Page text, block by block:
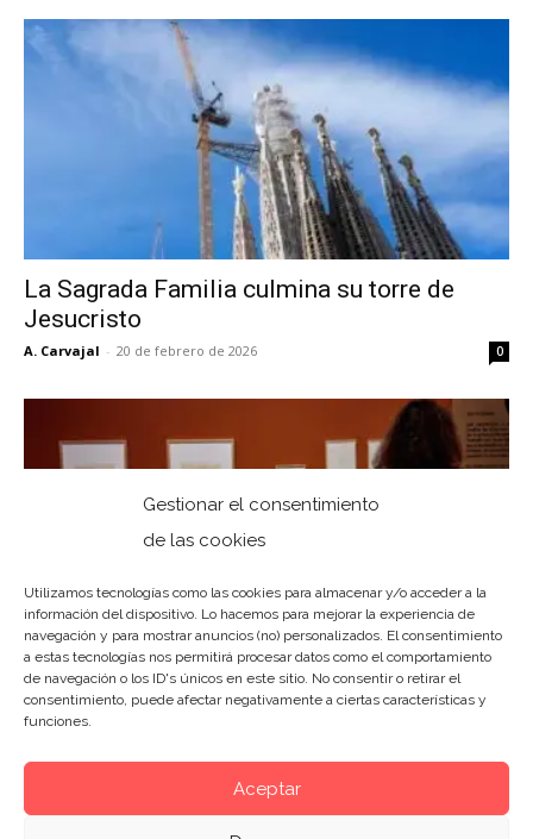
Gestionar el consentimiento
de las cookies
Utilizamos tecnologías como las cookies para almacenar y/o acceder a la
información del dispositivo. Lo hacemos para mejorar la experiencia de
navegación y para mostrar anuncios (no) personalizados. El consentimiento
a estas tecnologías nos permitirá procesar datos como el comportamiento
de navegación o los ID's únicos en este sitio. No consentir o retirar el
consentimiento, puede afectar negativamente a ciertas características y
funciones.
Aceptar
La Sagrada Familia culmina su torre de
Jesucristo
A. Carvajal - 20 de febrero de 2026 0
Madrid recupera a Chillida veinticinco años
después con la exposición “Soñar...
A. Carvajal